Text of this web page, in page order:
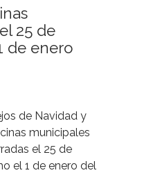
25 de
de enero
de Navidad y
municipales
el 25 de
el 1 de enero del